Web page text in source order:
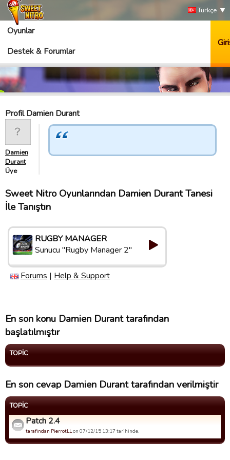
Türkçe
Oyunlar
Destek & Forumlar
Profil Damien Durant
Damien
Durant
Üye
Sweet Nitro Oyunlarından Damien Durant Tanesi
İle Tanıştın
RUGBY MANAGER
Sunucu "Rugby Manager 2"
Forums | Help & Support
En son konu Damien Durant tarafından
başlatılmıştır
TOPIC
En son cevap Damien Durant tarafından verilmiştir
TOPIC
Patch 2.4
tarafindan PierrotLLon 07/12/15 13:17 tarihinde.